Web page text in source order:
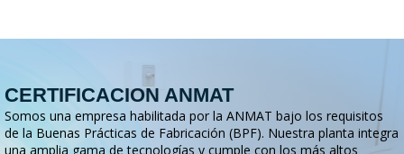
CERTIFICACION ANMAT
Somos una empresa habilitada por la ANMAT bajo los requisitos
de la Buenas Prácticas de Fabricación (BPF). Nuestra planta integra
una amplia gama de tecnologías y cumple con los más altos